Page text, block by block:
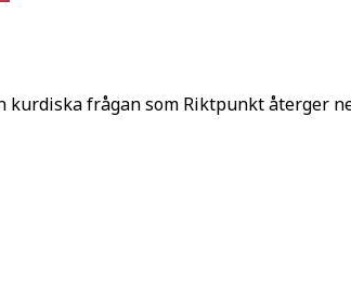
frågan som Riktpunkt återger